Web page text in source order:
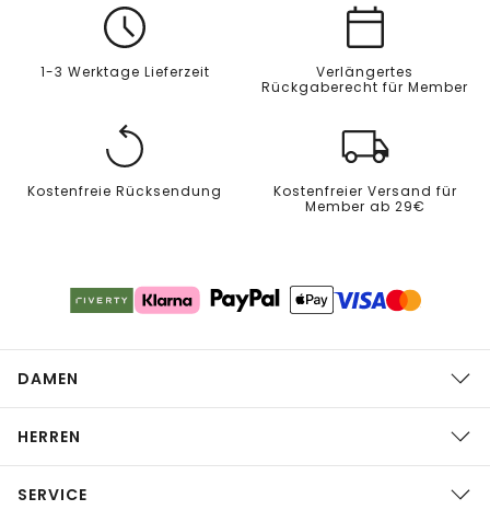
1-3 Werktage Lieferzeit
Verlängertes
Rückgaberecht für Member
Kostenfreie Rücksendung
Kostenfreier Versand für
Member ab 29€
DAMEN
HERREN
SERVICE